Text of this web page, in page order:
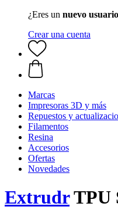
¿Eres un nuevo
Crear una cuenta
Marcas
Impresoras 3D y más
Repuestos y
Filamentos
Resina
Accesorios
Ofertas
Novedades
ExtrudrTPU